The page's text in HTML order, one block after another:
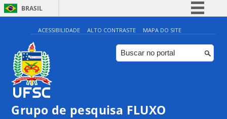
BRASIL
Simplifique!
Comunica BR
Participe
Canais
ACESSIBILIDADE ALTO CONTRASTE MAPA DO SITE
Grupo de pesquisa FLUXO